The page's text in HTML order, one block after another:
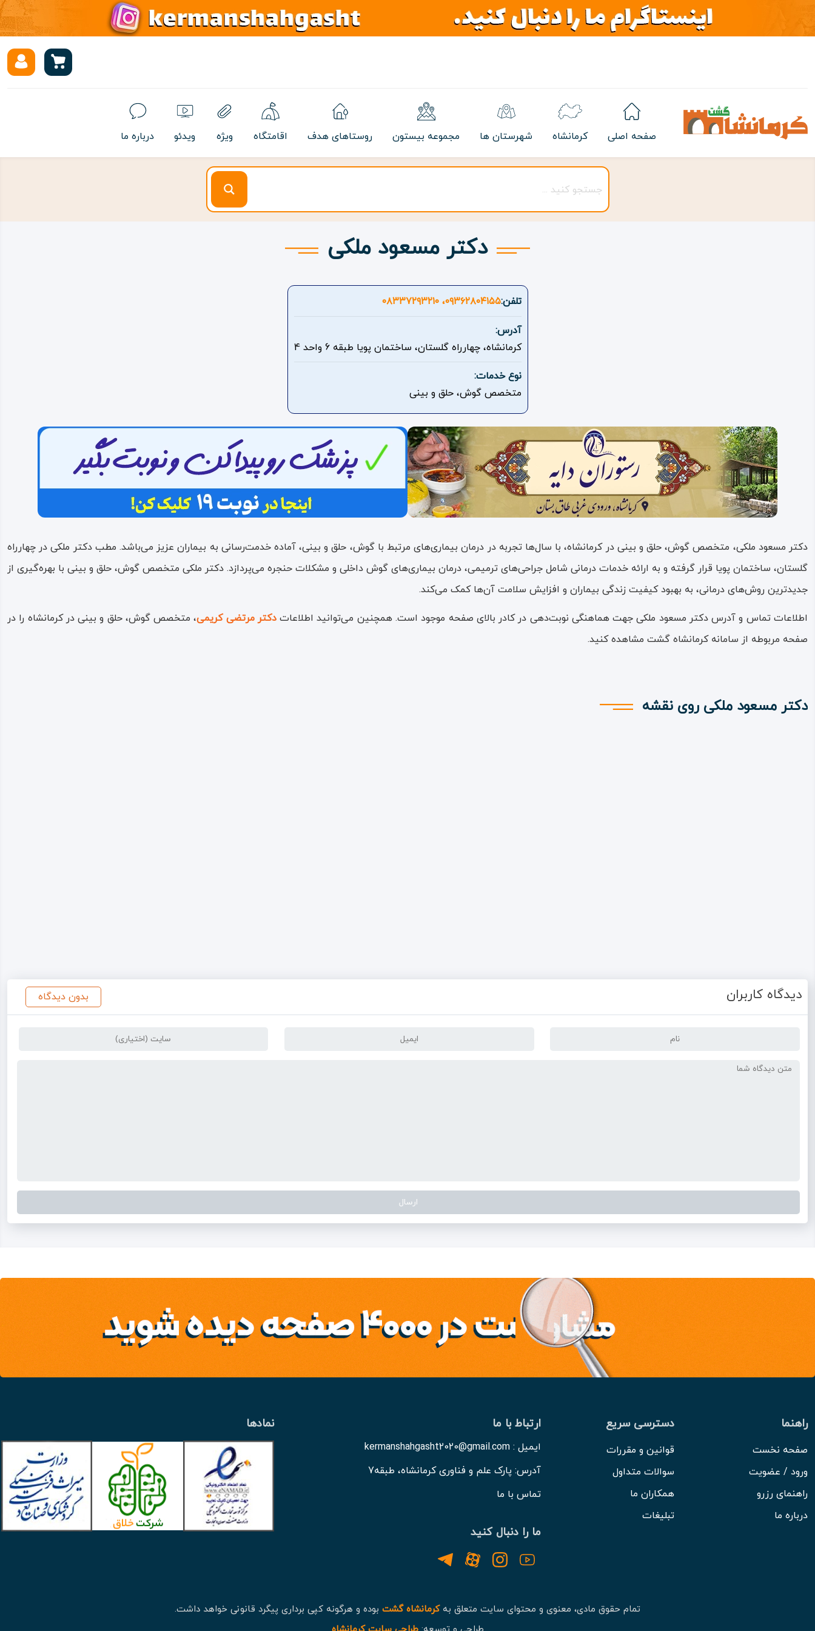
صفحه اصلی کرمانشاه شهرستان ها مجموعه بیستون روستاهای هدف اقامتگاه ویژه ویدئو درباره ما
دکتر مسعود ملکی
تلفن:۰۹۳۶۲۸۰۴۱۵۵، ۰۸۳۳۷۲۹۳۲۱۰
آدرس:
کرمانشاه، چهارراه گلستان، ساختمان پویا طبقه 6 واحد 4
نوع خدمات:
متخصص گوش، حلق و بینی
دکتر مسعود ملکی، متخصص گوش، حلق و بینی در کرمانشاه، با سال‌ها تجربه در درمان بیماری‌های مرتبط با گوش، حلق و بینی، آماده خدمت‌رسانی به بیماران عزیز می‌باشد. مطب دکتر ملکی در چهارراه
گلستان، ساختمان پویا قرار گرفته و به ارائه خدمات درمانی شامل جراحی‌های ترمیمی، درمان بیماری‌های گوش داخلی و مشکلات حنجره می‌پردازد. دکتر ملکی متخصص گوش، حلق و بینی با بهره‌گیری از
جدیدترین روش‌های درمانی، به بهبود کیفیت زندگی بیماران و افزایش سلامت آن‌ها کمک می‌کند.
اطلاعات تماس و آدرس دکتر مسعود ملکی جهت هماهنگی نوبت‌دهی در کادر بالای صفحه موجود است. همچنین می‌توانید اطلاعاتدکتر مرتضی کریمی، متخصص گوش، حلق و بینی در کرمانشاه را در
صفحه مربوطه از سامانه کرمانشاه گشت مشاهده کنید.
دکتر مسعود ملکی روی نقشه
دیدگاه کاربران بدون دیدگاه
راهنما
صفحه نخست
ورود / عضویت
راهنمای رزرو
درباره ما
دسترسی سریع
قوانین و مقررات
سوالات متداول
همکاران ما
تبلیغات
ارتباط با ما
ایمیل : kermanshahgasht2020@gmail.com
آدرس: پارک علم و فناوری کرمانشاه، طبقه7
تماس با ما
ما را دنبال کنید
نمادها
تمام حقوق مادی، معنوی و محتوای سایت متعلق بهکرمانشاه گشت بوده و هرگونه کپی برداری پیگرد قانونی خواهد داشت.